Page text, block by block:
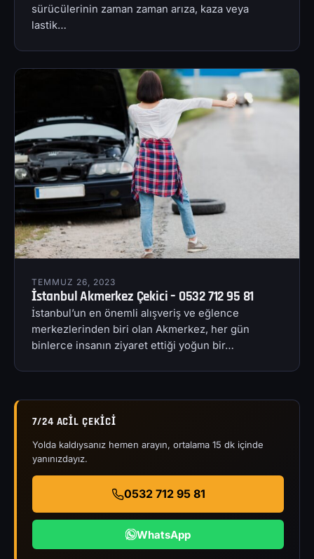
sürücülerinin zaman zaman arıza, kaza veya
lastik…
TEMMUZ 26, 2023
İstanbul Akmerkez Çekici – 0532 712 95 81
İstanbul’un en önemli alışveriş ve eğlence
merkezlerinden biri olan Akmerkez, her gün
binlerce insanın ziyaret ettiği yoğun bir…
7/24 ACIL ÇEKICI
Yolda kaldıysanız hemen arayın, ortalama 15 dk içinde
yanınızdayız.
0532 712 95 81
WhatsApp